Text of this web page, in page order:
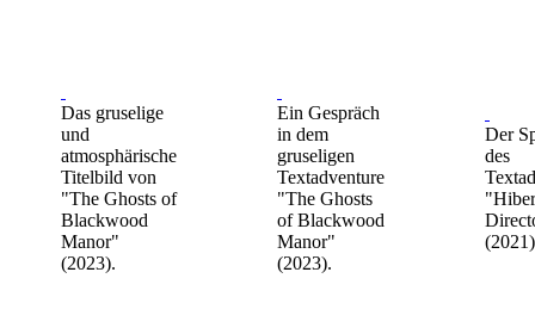
Das gruselige
und
atmosphärische
Titelbild von
"The Ghosts of
Blackwood
Manor"
(2023).
Ein Gespräch
in dem
gruseligen
Textadventure
"The Ghosts
of Blackwood
Manor"
(2023).
Der
des
(2021)